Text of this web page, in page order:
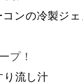
ンの冷製ジ
プ！
り流し汁